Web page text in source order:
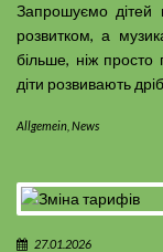
Запрошуємо дітей
розвитком, а
більше, ніж просто
діти розвивають
Allgemein News
27.01.2026